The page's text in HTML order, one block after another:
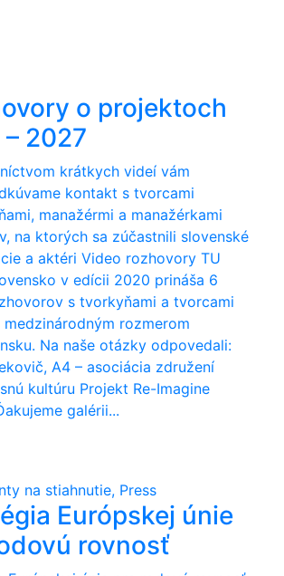
o projektoch
– 2027
krátkych videí vám
kontakt s tvorcami
manažérmi a manažérkami
na ktorých sa zúčastnili slovenské
a aktéri Video rozhovory TU
v edícii 2020 prináša 6
s tvorkyňami a tvorcami
medzinárodným rozmerom
Na naše otázky odpovedali:
A4 – asociácia združení
kultúru Projekt Re-Imagine
galérii...
na stiahnutie, Press
Európskej únie
rovnosť